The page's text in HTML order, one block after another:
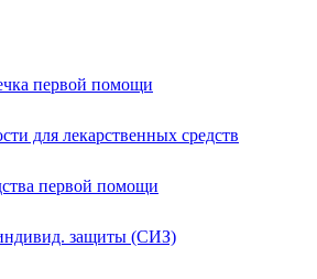
первой помощи
для лекарственных средств
первой помощи
защиты (СИЗ)